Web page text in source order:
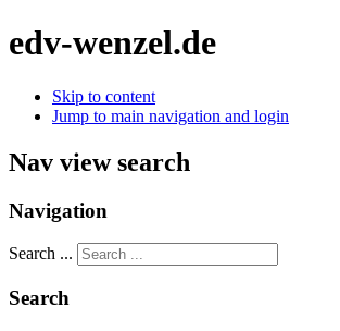
edv-wenzel.de
Skip to content
Jump to main navigation and login
Nav view search
Navigation
Search ...
Search